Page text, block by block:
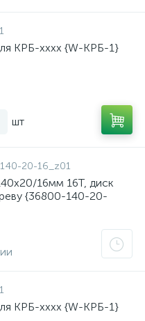
КРБ-хххх {W-КРБ-1}
шт
20-16_z01
16мм 16Т, диск
{36800-140-20-
КРБ-хххх {W-КРБ-1}